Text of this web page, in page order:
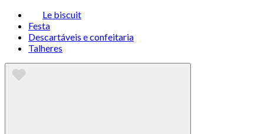
Le biscuit
Festa
Descartáveis e confeitaria
Talheres